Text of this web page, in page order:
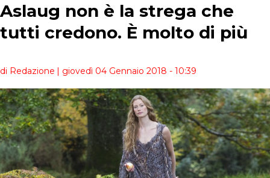
Aslaug non è la strega che
tutti credono. È molto di più
di Redazione | giovedì 04 Gennaio 2018 - 10:39